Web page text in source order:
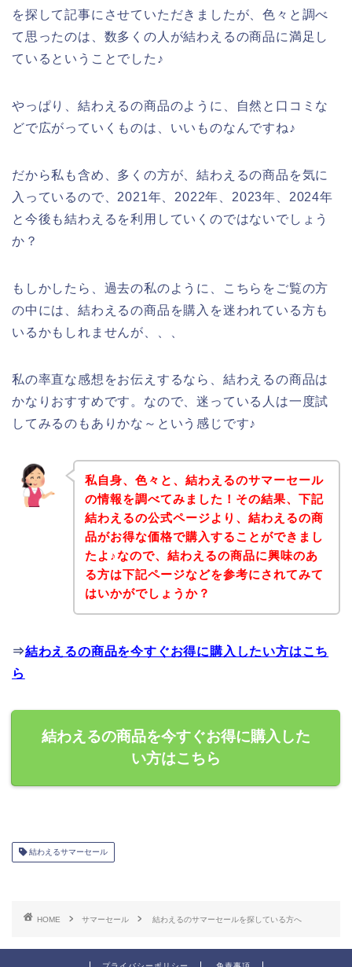
を探して記事にさせていただきましたが、色々と調べ
て思ったのは、数多くの人が結わえるの商品に満足し
ているということでした♪
やっぱり、結わえるの商品のように、自然と口コミな
どで広がっていくものは、いいものなんですね♪
だから私も含め、多くの方が、結わえるの商品を気に
入っているので、2021年、2022年、2023年、2024年
と今後も結わえるを利用していくのではないでしょう
か？
もしかしたら、過去の私のように、こちらをご覧の方
の中には、結わえるの商品を購入を迷われている方も
いるかもしれませんが、、、
私の率直な感想をお伝えするなら、結わえるの商品は
かなりおすすめです。なので、迷っている人は一度試
してみるのもありかな～という感じです♪
私自身、色々と、結わえるのサマーセール
の情報を調べてみました！その結果、下記
結わえるの公式ページより、結わえるの商
品がお得な価格で購入することができまし
たよ♪なので、結わえるの商品に興味のあ
る方は下記ページなどを参考にされてみて
はいかがでしょうか？
⇒結わえるの商品を今すぐお得に購入したい方はこち
ら
結わえるの商品を今すぐお得に購入した
い方はこちら
結わえるサマーセール
HOME サマーセール 結わえるのサマーセールを探している方へ